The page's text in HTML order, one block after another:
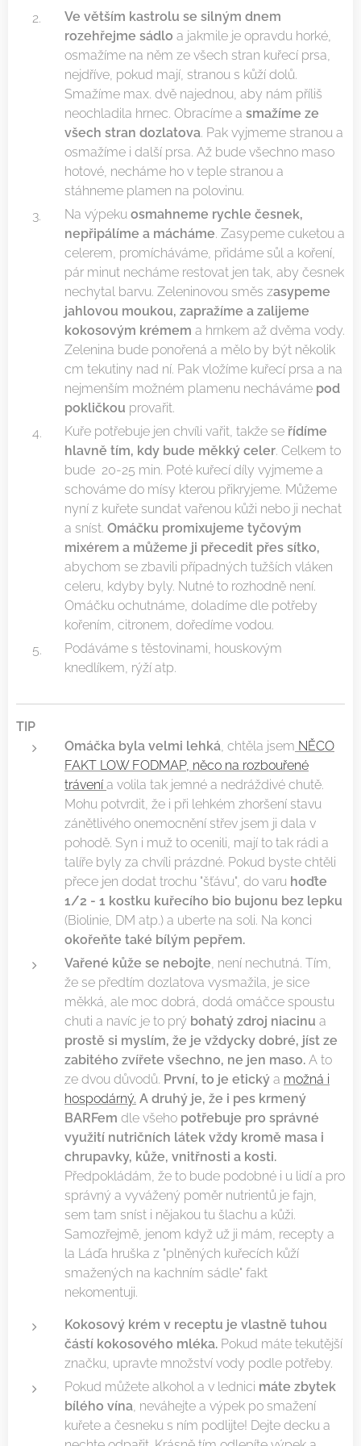
Ve větším kastrolu se silným dnem
rozehřejme sádlo a jakmile je opravdu horké,
osmažíme na něm ze všech stran kuřecí prsa,
nejdříve, pokud mají, stranou s kůží dolů.
Smažíme max. dvě najednou, aby nám příliš
neochladila hrnec. Obracíme a smažíme ze
všech stran dozlatova. Pak vyjmeme stranou a
osmažíme i další prsa. Až bude všechno maso
hotové, necháme ho v teple stranou a
stáhneme plamen na polovinu.
Na výpeku osmahneme rychle česnek,
nepřipálíme a mácháme. Zasypeme cuketou a
celerem, promícháváme, přidáme sůl a koření,
pár minut necháme restovat jen tak, aby česnek
nechytal barvu. Zeleninovou směs zasypeme
jahlovou moukou, zapražíme a zalijeme
kokosovým krémem a hrnkem až dvěma vody.
Zelenina bude ponořená a mělo by být několik
cm tekutiny nad ní. Pak vložíme kuřecí prsa a na
nejmenším možném plamenu necháváme pod
pokličkou provařit.
Kuře potřebuje jen chvíli vařit, takže se řídíme
hlavně tím, kdy bude měkký celer. Celkem to
bude 20-25 min. Poté kuřecí díly vyjmeme a
schováme do mísy kterou přikryjeme. Můžeme
nyní z kuřete sundat vařenou kůži nebo ji nechat
a sníst. Omáčku promixujeme tyčovým
mixérem a můžeme ji přecedit přes sítko,
abychom se zbavili případných tužších vláken
celeru, kdyby byly. Nutné to rozhodně není.
Omáčku ochutnáme, doladíme dle potřeby
kořením, citronem, doředíme vodou.
Podáváme s těstovinami, houskovým
knedlíkem, rýží atp.
TIP
Omáčka byla velmi lehká , chtěla jsem NĚCO
FAKT LOW FODMAP, něco na rozbouřené
trávení a volila tak jemné a nedráždivé chutě.
Mohu potvrdit, že i při lehkém zhoršení stavu
zánětlivého onemocnění střev jsem ji dala v
pohodě. Syn i muž to ocenili, mají to tak rádi a
talíře byly za chvíli prázdné. Pokud byste chtěli
přece jen dodat trochu "šťávu", do varu hoďte
1/2 - 1 kostku kuřecího bio bujonu bez lepku
(Biolinie, DM atp.) a uberte na soli. Na konci
okořeňte také bílým pepřem.
Vařené kůže se nebojte , není nechutná. Tím,
že se předtím dozlatova vysmažila, je sice
měkká, ale moc dobrá, dodá omáčce spoustu
chuti a navíc je to prý bohatý zdroj niacinu a
prostě si myslím, že je vždycky dobré, jíst ze
zabitého zvířete všechno, ne jen maso. A to
ze dvou důvodů. První, to je etický a možná i
hospodárný. A druhý je, že i pes krmený
BARFem dle všeho potřebuje pro správné
využití nutričních látek vždy kromě masa i
chrupavky, kůže, vnitřnosti a kosti.
Předpokládám, že to bude podobné i u lidí a pro
správný a vyvážený poměr nutrientů je fajn,
sem tam sníst i nějakou tu šlachu a kůži.
Samozřejmě, jenom když už ji mám, recepty a
la Láďa hruška z "plněných kuřecích kůží
smažených na kachním sádle" fakt
nekomentuji.
Kokosový krém v receptu je vlastně tuhou
částí kokosového mléka. Pokud máte tekutější
značku, upravte množství vody podle potřeby.
Pokud můžete alkohol a v lednici máte zbytek
bílého vína , neváhejte a výpek po smažení
kuřete a česneku s ním podlijte! Dejte decku a